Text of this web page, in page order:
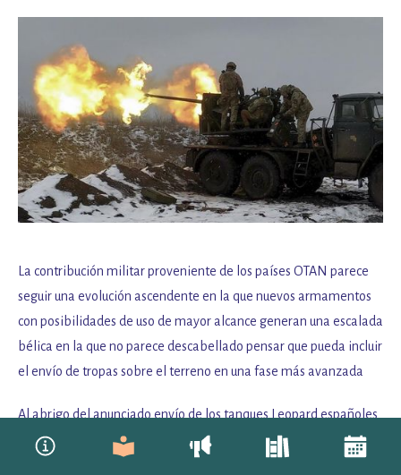
La contribución militar proveniente de los países OTAN parece
seguir una evolución ascendente en la que nuevos armamentos
con posibilidades de uso de mayor alcance generan una escalada
bélica en la que no parece descabellado pensar que pueda incluir
el envío de tropas sobre el terreno en una fase más avanzada
Al abrigo del anunciado envío de los tanques Leopard españoles
a la guerra en Ucrania y coincidiendo con la presentación del